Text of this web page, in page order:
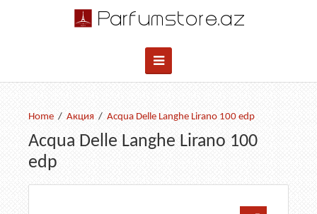
Акция Acqua Delle Langhe Lirano 100 edp
Acqua Delle Langhe Lirano 100
edp